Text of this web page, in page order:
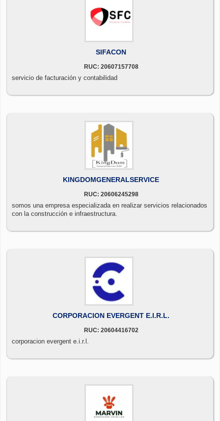
SIFACON
RUC: 20607157708
servicio de facturación y contabilidad
KINGDOMGENERALSERVICE
RUC: 20606245298
somos una empresa especializada en realizar servicios relacionados
con la construcción e infraestructura.
CORPORACION EVERGENT E.I.R.L.
RUC: 20604416702
corporacion evergent e.i.r.l.